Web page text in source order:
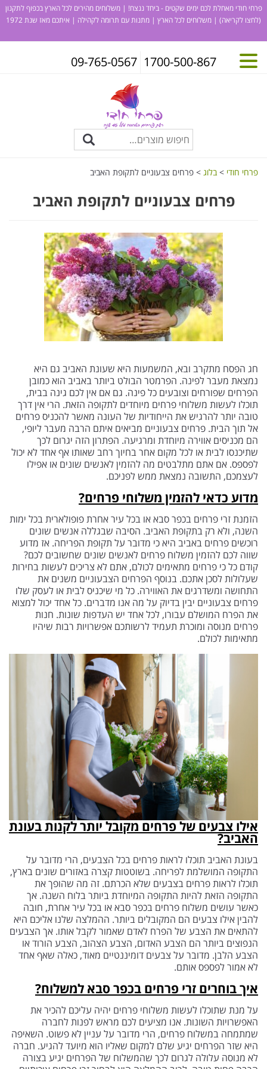
פרחי חודי מאחלת לכם ימים שקטים - ביחד ננצח! | משלוחים מהירים לכל הארץ בכפוף לתקנון
(לחצו לקריאה) | משלוחים לכל הארץ | מתנות עם תרומה לקהילה | איתכם מאז שנת 1972
1700-500-867
09-765-0567
פרחי חודי >בלוג > פרחים צבעוניים לתקופת האביב
פרחים צבעוניים לתקופת האביב
חג הפסח מתקרב ובא, המשמעות היא שעונת האביב גם היא
נמצאת מעבר לפינה. הפרמטר הבולט ביותר באביב הוא כמובן
הפרחים שפורחים וצובעים כל פינה. גם אם אין לכם גינה בבית,
תוכלו לעשות משלוחי פרחים מיוחדים לתקופה הזאת. הרי אין דרך
טובה יותר להרגיש את הייחודיות של העונה מאשר להכניס פרחים
אל תוך הבית. פרחים צבעוניים מביאים איתם הרבה מעבר ליופי,
הם מכניסים אווירה מיוחדת ומרגיעה. הפתרון הזה יגרום לכך
שתיכנסו לבית או לכל מקום אחר בחיוך רחב שאותו אף אחד לא יכול
לפספס. אם אתם מתלבטים מה להזמין לאנשים שונים או אפילו
לעצמכם, התשובה נמצאת ממש לפניכם.
מדוע כדאי להזמין משלוחי פרחים?
הזמנת זרי פרחים בכפר סבא או בכל עיר אחרת פופולארית בכל ימות
השנה, ולא רק בתקופת האביב. הסיבה שבגללה אנשים שונים
רוכשים פרחים באביב היא כי מדובר על תקופת הפריחה. אז מדוע
שווה לכם להזמין משלוח פרחים לאנשים שונים שחשובים לכם?
קודם כל כי פרחים מתאימים לכולם, אתם לא צריכים לעשות בחירות
שעלולות לסכן אתכם. בנוסף הפרחים הצבעוניים משנים את
התחושה ומשדרגים את האווירה. כל מי שיכניס לבית או לעסק שלו
פרחים צבעוניים יבין בדיוק על מה אנו מדברים. כל אחד יכול למצוא
את הפרח המושלם עבורו, לכל אחד יש העדפות שונות. חנות
פרחים מנוסה ומוכרת תעמיד לרשותכם אפשרויות רבות שיהיו
מתאימות לכולם.
אילו צבעים של פרחים מקובל יותר לקנות בעונת
האביב?
בעונת האביב תוכלו לראות פרחים בכל הצבעים, הרי מדובר על
התקופה המושלמת לפריחה. בשוטטות קצרה באזורים שונים בארץ,
תוכלו לראות פרחים בצבעים שלא הכרתם. זה מה שהופך את
התקופה הזאת להיות התקופה המיוחדת ביותר בלוח השנה. אך
כאשר עושים משלוח פרחים בכפר סבא או בכל עיר אחרת, חובה
להבין אילו צבעים הם המקובלים ביותר. ההמלצה שלנו אליכם היא
להתאים את הצבע של הפרח לאדם שאמור לקבל אותו. אך הצבעים
הנפוצים ביותר הם הצבע האדום, הצבע הצהוב, הצבע הורוד או
הצבע הלבן. מדובר על צבעים דומיננטיים מאוד, כאלה שאף אחד
לא אמור לפספס אותם.
איך בוחרים זרי פרחים בכפר סבא למשלוח?
על מנת שתוכלו לעשות משלוחי פרחים יהיה עליכם להכיר את
האפשרויות השונות. אנו מציעים לכם מראש לפנות לחברה
שמתמחה במשלוח פרחים, הרי מדובר על עניין לא פשוט. השאיפה
היא שזר הפרחים יגיע שלם למקום שאליו הוא מיועד להגיע. חברה
לא מנוסה עלולה לגרום לכך שהמשלוח של הפרחים יגיע בצורה